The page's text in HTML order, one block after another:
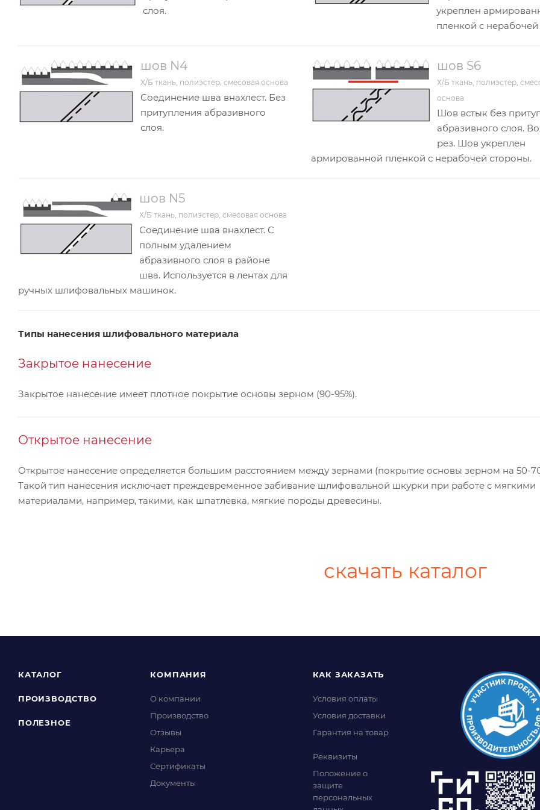
слоя.
укреплен
пленкой с
шов N4
Х/Б ткань, полиэстер, смесовая основа
Соединение шва внахлест. Без
притупления абразивного
слоя.
шов S6
Х/Б ткань, полиэстер,
основа
Шов встык без
абразивного слоя.
рез. Шов укреплен
армированной пленкой с нерабочей стороны.
шов N5
Х/Б ткань, полиэстер, смесовая основа
Соединение шва внахлест. С
полным удалением
абразивного слоя в районе
шва. Используется в лентах для
ручных шлифовальных машинок.
Типы нанесения шлифовального материала
Закрытое нанесение
Закрытое нанесение имеет плотное покрытие основы зерном (90-95%).
Открытое нанесение
Открытое нанесение определяется большим расстоянием между зернами (покрытие основы зерном на 50-
Такой тип нанесения исключает преждевременное забивание шлифовальной шкурки при работе с мягкими
материалами, например, такими, как шпатлевка, мягкие породы древесины.
скачать каталог
КАТАЛОГ
ПРОИЗВОДСТВО
ПОЛЕЗНОЕ
КОМПАНИЯ
О компании
Производство
Отзывы
Карьера
Сертификаты
Документы
КАК ЗАКАЗАТЬ
Условия оплаты
Условия доставки
Гарантия на товар
Реквизиты
Положение о
защите
персональных